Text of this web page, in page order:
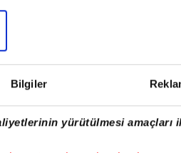
Bilgiler
yürütülmesi amaçları